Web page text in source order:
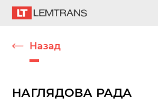
Назад
НАГЛЯДОВА РАДА